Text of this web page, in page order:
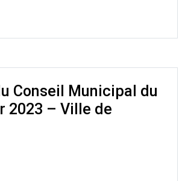
Conseil Municipal du
2023 – Ville de